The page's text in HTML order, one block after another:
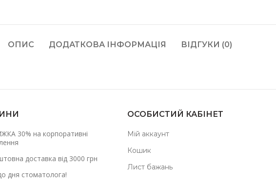
ОПИС ДОДАТКОВА ІНФОРМАЦІЯ ВІДГУКИ (0)
30% на корпоративні
доставка від 3000 грн
дня стоматолога!
ОСОБИСТИЙ КАБІНЕТ
Мій аккаунт
Кошик
Лист бажань